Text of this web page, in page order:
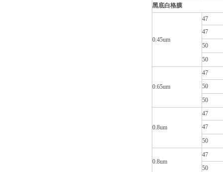
黑底白格膜
0.45um
47
47
50
50
0.65um
47
50
50
0.8um
47
47
50
0.8um
47
50